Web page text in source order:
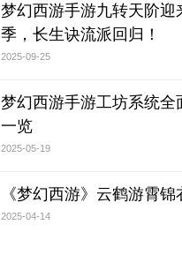
梦幻西游手游九转天阶迎
季，长生诀流派回归！
2025-09-25
梦幻西游手游工坊系统全
一览
2025-05-19
《梦幻西游》云鹤游霄
2025-04-14